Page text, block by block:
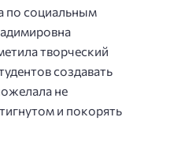
по социальным
творческий
создавать
не
и покорять